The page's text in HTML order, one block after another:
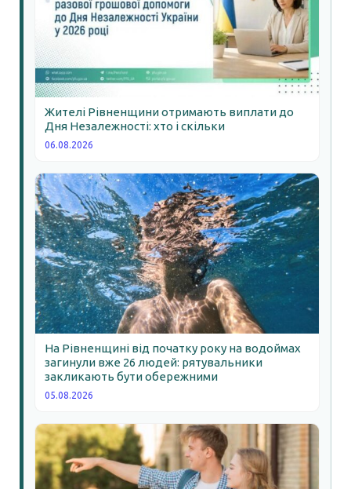
Жителі Рівненщини отримають виплати до
Дня Незалежності: хто і скільки
06.08.2026
На Рівненщині від початку року на водоймах
загинули вже 26 людей: рятувальники
закликають бути обережними
05.08.2026